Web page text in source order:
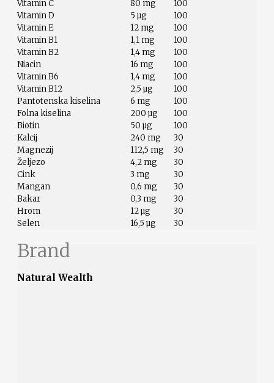
Vitamin C
80 mg
100
Vitamin D
5 µg
100
Vitamin E
12 mg
100
Vitamin B1
1,1 mg
100
Vitamin B2
1,4 mg
100
Niacin
16 mg
100
Vitamin B6
1,4 mg
100
Vitamin B12
2,5 µg
100
Pantotenska kiselina
6 mg
100
Folna kiselina
200 µg
100
Biotin
50 µg
100
Kalcij
240 mg
30
Magnezij
112,5 mg
30
Željezo
4,2 mg
30
Cink
3 mg
30
Mangan
0,6 mg
30
Bakar
0,3 mg
30
Hrom
12 µg
30
Selen
16,5 µg 30
Brand
Natural Wealth